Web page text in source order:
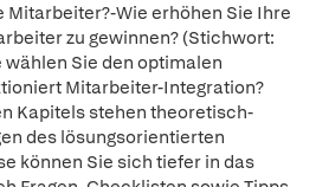
Mitarbeiter?-Wie erhöhen Sie Ihre
zu gewinnen? (Stichwort:
Sie den optimalen
Mitarbeiter-Integration?
Kapitels stehen theoretisch-
des lösungsorientierten
können Sie sich tiefer in das